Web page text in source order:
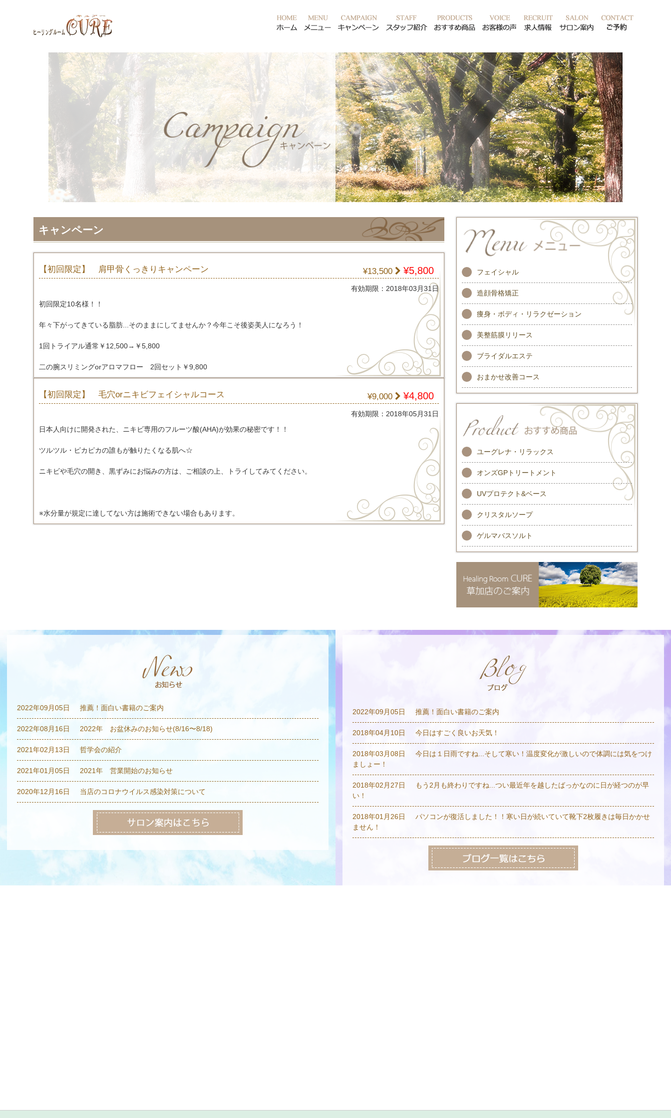
ホーム メニュー キャンペーン スタッフ紹介 おすすめ商品お客様の声 求人情報 サロン案内
キャンペーン
【初回限定】 肩甲骨くっきりキャンペーン ¥13,500 ¥5,800
有効期限：2018年03月31日
初回限定10名様！！
年々下がってきている脂肪...そのままにしてませんか？今年こそ後姿美人になろう！
1回トライアル通常￥12,500→￥5,800
二の腕スリミングorアロマフロー 2回セット￥9,800
【初回限定】 毛穴orニキビフェイシャルコース ¥9,000 ¥4,800
有効期限：2018年05月31日
日本人向けに開発された、ニキビ専用のフルーツ酸(AHA)が効果の秘密です！！
ツルツル・ピカピカの誰もが触りたくなる肌へ☆
ニキビや毛穴の開き、黒ずみにお悩みの方は、ご相談の上、トライしてみてください。
※水分量が規定に達してない方は施術できない場合もあります。
フェイシャル
造顔骨格矯正
痩身・ボディ・リラクゼーション
美整筋膜リリース
ブライダルエステ
おまかせ改善コース
ユーグレナ・リラックス
オンズGPトリートメント
UVプロテクト&ベース
クリスタルソープ
ゲルマバスソルト
2022年09月05日 推薦！面白い書籍のご案内
2022年08月16日 2022年 お盆休みのお知らせ(8/16〜8/18)
2021年02月13日 哲学会の紹介
2021年01月05日 2021年 営業開始のお知らせ
2020年12月16日 当店のコロナウイルス感染対策について
2022年09月05日 推薦！面白い書籍のご案内
2018年04月10日 今日はすごく良いお天気！
2018年03月08日
今日は１日雨ですね...そして寒い！温度変化が激しいので体調には気をつけ
ましょー！
2018年02月27日
もう2月も終わりですね...つい最近年を越したばっかなのに日が経つのが早
い！
2018年01月26日
パソコンが復活しました！！寒い日が続いていて靴下2枚履きは毎日かかせ
ません！